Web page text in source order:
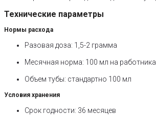
Технические параметры
Нормы расхода
Разовая доза: 1,5-2 грамма
Месячная норма: 100 мл на работника
Объем тубы: стандартно 100 мл
Условия хранения
Срок годности: 36 месяцев